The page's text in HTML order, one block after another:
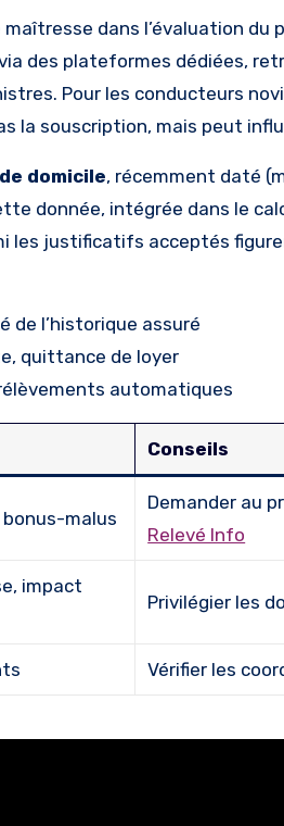
dans l’évaluation du
des plateformes dédiées,
Pour les conducteurs
la souscription, mais peut
domicile, récemment daté
donnée, intégrée dans le
les justificatifs acceptés
de l’historique assuré
quittance de loyer
automatiques
Conseils
malus
Demander au
Relevé Info
impact
Privilégier les
Vérifier les